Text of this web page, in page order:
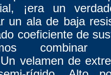
¡era un
un ala de baja
coeficiente de
combinar
velamen de